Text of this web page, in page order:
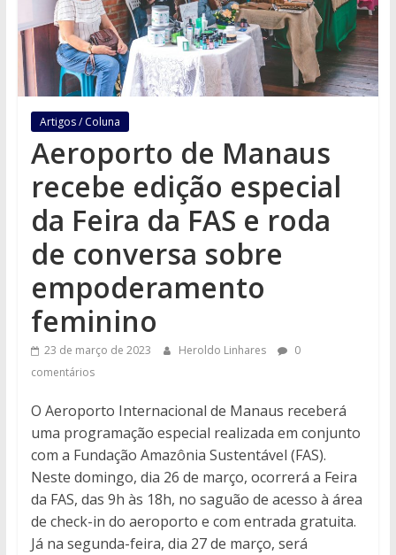
Artigos / Coluna
Aeroporto de Manaus
recebe edição especial
da Feira da FAS e roda
de conversa sobre
empoderamento
feminino
23 de março de 2023 Heroldo Linhares
0
comentários
O Aeroporto Internacional de Manaus receberá
uma programação especial realizada em conjunto
com a Fundação Amazônia Sustentável (FAS).
Neste domingo, dia 26 de março, ocorrerá a Feira
da FAS, das 9h às 18h, no saguão de acesso à área
de check-in do aeroporto e com entrada gratuita.
Já na segunda-feira, dia 27 de março, será